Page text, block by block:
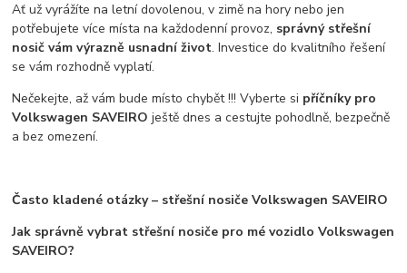
Ať už vyrážíte na letní dovolenou, v zimě na hory nebo jen
potřebujete více místa na každodenní provoz, správný střešní
nosič vám výrazně usnadní život. Investice do kvalitního řešení
se vám rozhodně vyplatí.
Nečekejte, až vám bude místo chybět !!! Vyberte si příčníky pro
Volkswagen SAVEIROještě dnes a cestujte pohodlně, bezpečně
a bez omezení.
Často kladené otázky – střešní nosiče Volkswagen SAVEIRO
Jak správně vybrat střešní nosiče pro mé vozidlo Volkswagen
SAVEIRO?